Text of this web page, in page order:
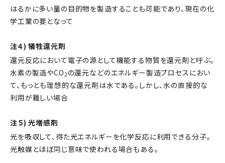
はるかに多い量の目的物を製造することも可能であり、現在の化
学工業の要となって
注４) 犠牲還元剤
還元反応において電子の源として機能する物質を還元剤と呼ぶ。
水素の製造やCO2の還元などのエネルギー製造プロセスにおい
て、もっとも理想的な還元剤は水である。しかし、水の直接的な
利用が難しい場合
注５) 光増感剤
光を吸収して、得た光エネルギーを化学反応に利用できる分子。
光触媒とほぼ同じ意味で使われる場合もある。